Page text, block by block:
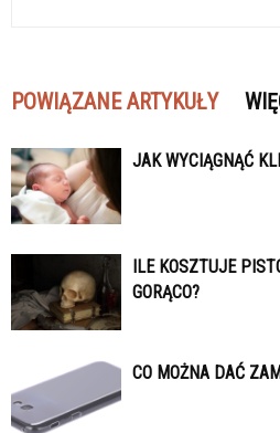
POWIĄZANE ARTYKUŁY
JAK WYCIĄGNĄĆ
ILE KOSZTUJE
GORĄCO?
CO MOŻNA DAĆ